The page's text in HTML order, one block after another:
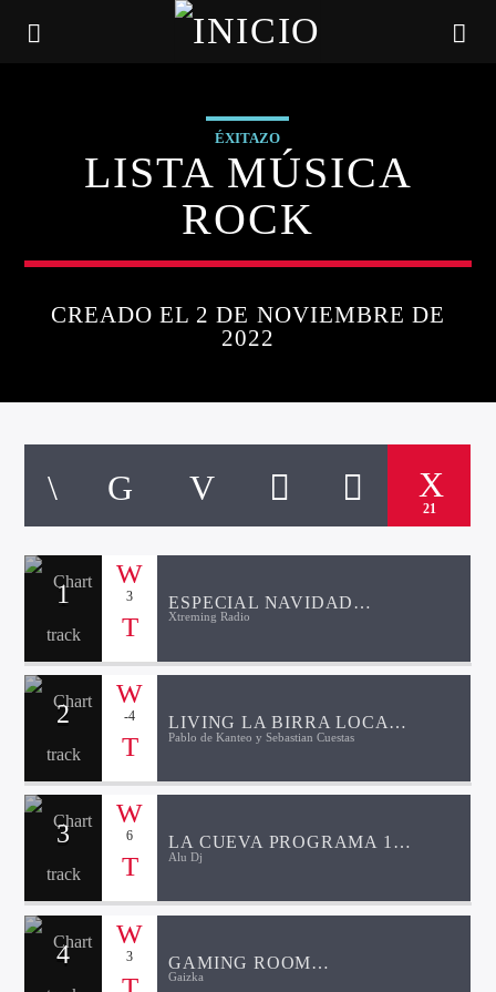
ARTISTA
d2
ÉXITAZO
LISTA MÚSICA
ROCK
CREADO EL 2 DE NOVIEMBRE DE
2022
21
1 3
ESPECIAL NAVIDAD
ARROYO INCLUSIVO
Xtreming Radio
2 -4
LIVING LA BIRRA LOCA
COMO HACER CERVEZA
Pablo de Kanteo y Sebastian Cuestas
3 6
LA CUEVA PROGRAMA 13
TEMPORADA 2
Alu Dj
4 3
GAMING ROOM
PROGRAMA 108
Gaizka